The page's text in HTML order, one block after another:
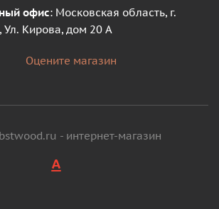
офис: Московская область, г.
Кирова, дом 20 А
Оцените магазин
- интернет-магазин